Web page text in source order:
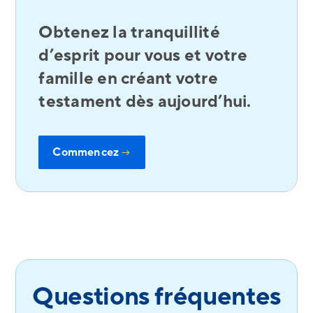
Obtenez la tranquillité
d’esprit pour vous et votre
famille en créant votre
testament dès aujourd’hui.
Commencez →
Questions fréquentes